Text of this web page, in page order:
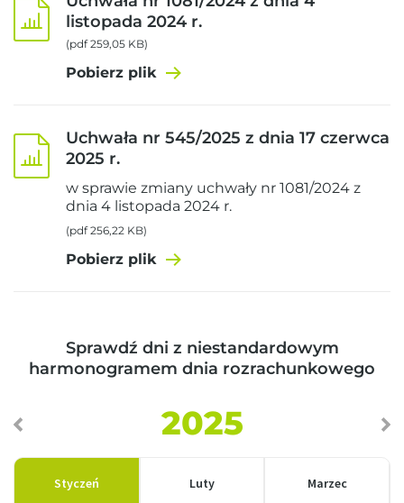
listopada 2024 r.
(pdf 259,05 KB)
Pobierz plik
Uchwała nr 545/2025 z dnia 17 czerwca
2025 r.
w sprawie zmiany uchwały nr 1081/2024 z
dnia 4 listopada 2024 r.
(pdf 256,22 KB)
Pobierz plik
Sprawdź dni z niestandardowym
harmonogramem dnia rozrachunkowego
2025
Styczeń Luty Marzec